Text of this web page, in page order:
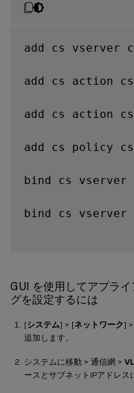
add cs vserver
add cs action
add cs action
add cs policy
bind cs vserver
bind cs vserver
GUI を使用してアプラ
グを設定するには
[システム] > [ネットワーク]
追加します。
システムに移動 > 通信網 >
ースとサブネットIPアドレス